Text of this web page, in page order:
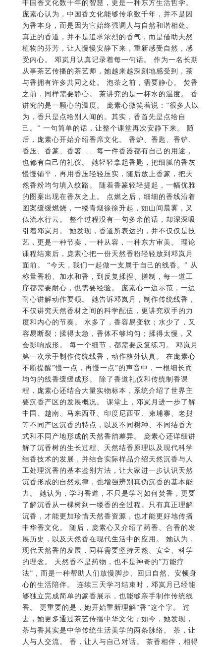
植物的芬芳，让人慢慢安静下来，重新感受自然，感
受内心。 邓岚月认真记录着每一句话。 作为一名长期
从事茶艺传播的茶艺师，她越来越深刻地感受到，茶
与香拥有许多共同之处。 泡茶之前，需要静心。 焚香
之前，同样需要静心。 茶讲究的是一杯水的温度。 香
讲究的是一颗心的温度。 庞素心微笑着说：”很多人以
为，香只是点给别人闻的。其实，香首先是点给自
己。” 一句简单的话，让整个课堂再次安静下来。 随
后，庞素心开始介绍香席文化。 香炉、香匙、香铲、
香压、香篆、香箸……每一件香器都有自己的用途，
也都有自己的礼仪。 她轻轻拿起香匙，把细腻的香灰
慢慢铺平，再用香压轻轻压实，随后放上香篆，把天
然香粉均匀填入纹路。 随着香篆轻轻提起，一幅优雅
的图案出现在香灰之上。 点燃之后，细细的香线沿着
图案缓缓燃烧，一缕青烟徐徐升起，如山间晨雾，又
似流水行云。 整个过程没有一句多余的话，却深深吸
引着邓岚月。 她发现，香道所表达的，并不仅仅是技
艺，更是一种节奏，一种从容，一种东方审美。 理论
课程结束后，庞素心把一份天然香粉轻轻放到邓岚月
面前。 “今天，我们一起做一支属于自己的线香。” 从
称量香粉、加水和香，到反复揉捏、搓制，每一道工
序都需要耐心，也需要经验。 庞素心一边示范，一边
耐心讲解动作要领。 她告诉邓岚月，制作传统线香，
不仅讲究天然香材之间的科学配伍，更讲究双手的力
度和内心的节奏。 水多了，香容易变软；水少了，又
容易断裂；揉得太急，香体不够均匀；揉得太慢，又
会影响成形。 每一个细节，都需要反复练习。 邓岚月
第一次亲手制作传统线香，动作格外认真。 在庞素心
不断提醒”慢一点，再慢一点”的声音中，一根细长而
均匀的线香缓缓成形。 除了香道礼仪和传统制香课
程，庞素心还结合大量实物标本，系统介绍了世界主
要沉香产区的发展概况。 课堂上，邓岚月进一步了解
中国、越南、马来西亚、印度尼西亚、柬埔寨、老挝
等不同产区沉香的特点，以及不同树种、不同结香方
式和不同产地形成的天然香韵差异。 庞素心还详细讲
解了沉香树的生长过程、天然结香原理以及现代科学
结香技术的发展，并结合实际样品介绍天然沉香与人
工处理沉香的基本鉴别方法，让大家进一步认识天然
沉香形成的自然规律，也增强辨别真伪沉香的基本能
力。 她认为，学习香道，不只是学习如何焚香，更要
了解沉香从一棵树到一缕香的全过程。只有真正理解
沉香，才能更加珍惜天然香资源，也才能更好地传播
中华香文化。 随后，庞素心又介绍了药香、合香的发
展历史，以及天然香在现代生活中的应用。 她认为，
现代天然香的发展，同样需要坚持天然、安全、科学
的理念。 天然香不是药物，也不是神奇的”万能疗
法”，而是一种帮助人们放慢脚步、回归自然、安顿身
心的生活陪伴。 连续三天学习结束时，邓岚月已经能
够独立完成简单的篆香展示，也能够亲手制作传统线
香。 更重要的是，她开始重新理解”香”这个字。 过
去，她更多通过茶艺传播中华文化；如今，她发现，
茶与香其实是中华传统生活美学的两条脉络。 茶，让
人与人交流。 香，让人与自己对话。 茶香相伴，相得
益彰，共同构成了中华文化宁静、含蓄而深远的精神
世界。 第三天临别时，庞素心把邓岚月亲手制作的线
香放进礼品盒，作为这次学习的纪念。 她笑着说：”希
望下次再见的时候，你不仅是一位茶艺师，也是一位